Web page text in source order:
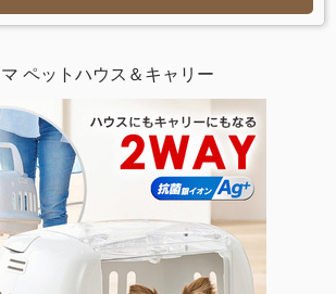
ペットハウス＆キャリー